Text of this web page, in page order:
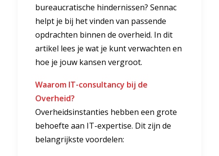
bureaucratische hindernissen? Sennac
helpt je bij het vinden van passende
opdrachten binnen de overheid. In dit
artikel lees je wat je kunt verwachten en
hoe je jouw kansen vergroot.
Waarom IT-consultancy bij de
Overheid?
Overheidsinstanties hebben een grote
behoefte aan IT-expertise. Dit zijn de
belangrijkste voordelen: